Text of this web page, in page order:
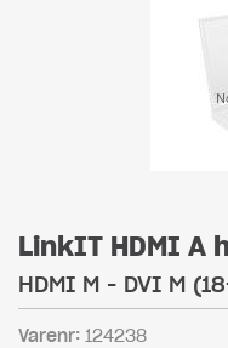
LinkIT HDMI A
HDMI M - DVI M
Varenr: 124238